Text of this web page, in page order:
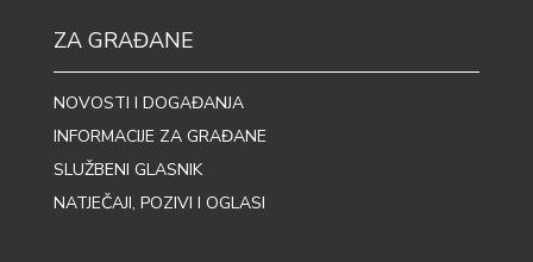
ZA GRAĐANE
NOVOSTI I DOGAĐANJA
INFORMACIJE ZA GRAĐANE
SLUŽBENI GLASNIK
NATJEČAJI, POZIVI I OGLASI